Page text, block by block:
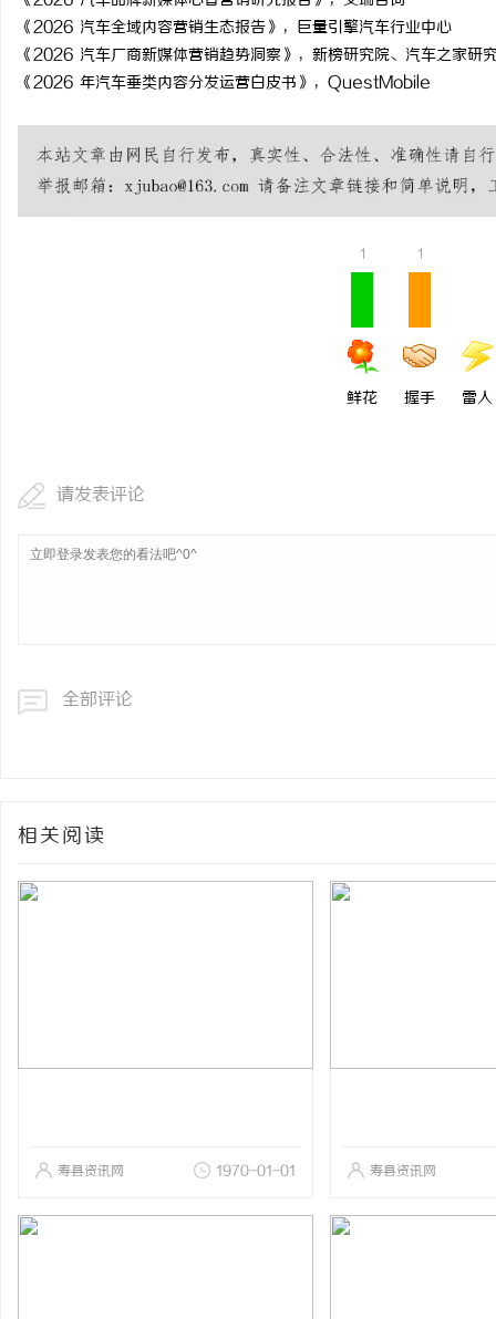
《2026 汽车全域内容营销生态报告》，巨量引擎汽车行业中心
《2026 汽车厂商新媒体营销趋势洞察》，新榜研究院、汽车之家研
《2026 年汽车垂类内容分发运营白皮书》，QuestMobile
1
鲜花
1
握手 雷人
请发表评论
全部评论
相关阅读
寿县资讯网 1970-01-01 寿县资讯网